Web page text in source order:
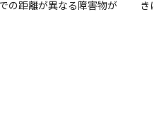
の距離が異なる障害物が
き